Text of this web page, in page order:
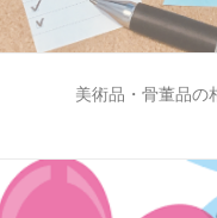
美術品・骨董品の